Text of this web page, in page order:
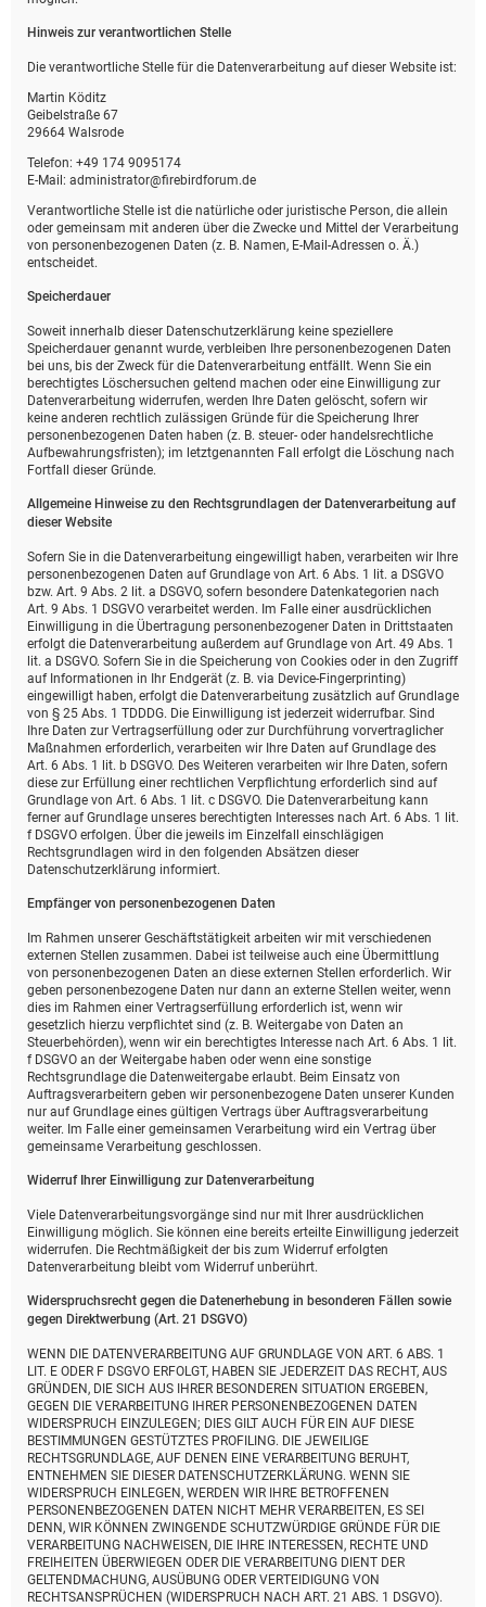
Hinweis zur verantwortlichen Stelle
Die verantwortliche Stelle für die Datenverarbeitung auf dieser Website ist:
Martin Köditz
Geibelstraße 67
29664 Walsrode
Telefon: +49 174 9095174
E-Mail: administrator@firebirdforum.de
Verantwortliche Stelle ist die natürliche oder juristische Person, die allein
oder gemeinsam mit anderen über die Zwecke und Mittel der Verarbeitung
von personenbezogenen Daten (z. B. Namen, E-Mail-Adressen o. Ä.)
entscheidet.
Speicherdauer
Soweit innerhalb dieser Datenschutzerklärung keine speziellere
Speicherdauer genannt wurde, verbleiben Ihre personenbezogenen Daten
bei uns, bis der Zweck für die Datenverarbeitung entfällt. Wenn Sie ein
berechtigtes Löschersuchen geltend machen oder eine Einwilligung zur
Datenverarbeitung widerrufen, werden Ihre Daten gelöscht, sofern wir
keine anderen rechtlich zulässigen Gründe für die Speicherung Ihrer
personenbezogenen Daten haben (z. B. steuer- oder handelsrechtliche
Aufbewahrungsfristen); im letztgenannten Fall erfolgt die Löschung nach
Fortfall dieser Gründe.
Allgemeine Hinweise zu den Rechtsgrundlagen der Datenverarbeitung auf
dieser Website
Sofern Sie in die Datenverarbeitung eingewilligt haben, verarbeiten wir Ihre
personenbezogenen Daten auf Grundlage von Art. 6 Abs. 1 lit. a DSGVO
bzw. Art. 9 Abs. 2 lit. a DSGVO, sofern besondere Datenkategorien nach
Art. 9 Abs. 1 DSGVO verarbeitet werden. Im Falle einer ausdrücklichen
Einwilligung in die Übertragung personenbezogener Daten in Drittstaaten
erfolgt die Datenverarbeitung außerdem auf Grundlage von Art. 49 Abs. 1
lit. a DSGVO. Sofern Sie in die Speicherung von Cookies oder in den Zugriff
auf Informationen in Ihr Endgerät (z. B. via Device-Fingerprinting)
eingewilligt haben, erfolgt die Datenverarbeitung zusätzlich auf Grundlage
von § 25 Abs. 1 TDDDG. Die Einwilligung ist jederzeit widerrufbar. Sind
Ihre Daten zur Vertragserfüllung oder zur Durchführung vorvertraglicher
Maßnahmen erforderlich, verarbeiten wir Ihre Daten auf Grundlage des
Art. 6 Abs. 1 lit. b DSGVO. Des Weiteren verarbeiten wir Ihre Daten, sofern
diese zur Erfüllung einer rechtlichen Verpflichtung erforderlich sind auf
Grundlage von Art. 6 Abs. 1 lit. c DSGVO. Die Datenverarbeitung kann
ferner auf Grundlage unseres berechtigten Interesses nach Art. 6 Abs. 1 lit.
f DSGVO erfolgen. Über die jeweils im Einzelfall einschlägigen
Rechtsgrundlagen wird in den folgenden Absätzen dieser
Datenschutzerklärung informiert.
Empfänger von personenbezogenen Daten
Im Rahmen unserer Geschäftstätigkeit arbeiten wir mit verschiedenen
externen Stellen zusammen. Dabei ist teilweise auch eine Übermittlung
von personenbezogenen Daten an diese externen Stellen erforderlich. Wir
geben personenbezogene Daten nur dann an externe Stellen weiter, wenn
dies im Rahmen einer Vertragserfüllung erforderlich ist, wenn wir
gesetzlich hierzu verpflichtet sind (z. B. Weitergabe von Daten an
Steuerbehörden), wenn wir ein berechtigtes Interesse nach Art. 6 Abs. 1 lit.
f DSGVO an der Weitergabe haben oder wenn eine sonstige
Rechtsgrundlage die Datenweitergabe erlaubt. Beim Einsatz von
Auftragsverarbeitern geben wir personenbezogene Daten unserer Kunden
nur auf Grundlage eines gültigen Vertrags über Auftragsverarbeitung
weiter. Im Falle einer gemeinsamen Verarbeitung wird ein Vertrag über
gemeinsame Verarbeitung geschlossen.
Widerruf Ihrer Einwilligung zur Datenverarbeitung
Viele Datenverarbeitungsvorgänge sind nur mit Ihrer ausdrücklichen
Einwilligung möglich. Sie können eine bereits erteilte Einwilligung jederzeit
widerrufen. Die Rechtmäßigkeit der bis zum Widerruf erfolgten
Datenverarbeitung bleibt vom Widerruf unberührt.
Widerspruchsrecht gegen die Datenerhebung in besonderen Fällen sowie
gegen Direktwerbung (Art. 21 DSGVO)
WENN DIE DATENVERARBEITUNG AUF GRUNDLAGE VON ART. 6 ABS. 1
LIT. E ODER F DSGVO ERFOLGT, HABEN SIE JEDERZEIT DAS RECHT, AUS
GRÜNDEN, DIE SICH AUS IHRER BESONDEREN SITUATION ERGEBEN,
GEGEN DIE VERARBEITUNG IHRER PERSONENBEZOGENEN DATEN
WIDERSPRUCH EINZULEGEN; DIES GILT AUCH FÜR EIN AUF DIESE
BESTIMMUNGEN GESTÜTZTES PROFILING. DIE JEWEILIGE
RECHTSGRUNDLAGE, AUF DENEN EINE VERARBEITUNG BERUHT,
ENTNEHMEN SIE DIESER DATENSCHUTZERKLÄRUNG. WENN SIE
WIDERSPRUCH EINLEGEN, WERDEN WIR IHRE BETROFFENEN
PERSONENBEZOGENEN DATEN NICHT MEHR VERARBEITEN, ES SEI
DENN, WIR KÖNNEN ZWINGENDE SCHUTZWÜRDIGE GRÜNDE FÜR DIE
VERARBEITUNG NACHWEISEN, DIE IHRE INTERESSEN, RECHTE UND
FREIHEITEN ÜBERWIEGEN ODER DIE VERARBEITUNG DIENT DER
GELTENDMACHUNG, AUSÜBUNG ODER VERTEIDIGUNG VON
RECHTSANSPRÜCHEN (WIDERSPRUCH NACH ART. 21 ABS. 1 DSGVO).